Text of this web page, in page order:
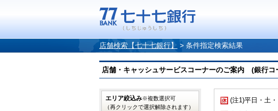
店舗検索【七十七銀行】 > 条件指定検索結果
店舗・キャッシュサービスコーナーのご案内 (銀行コ
(注1)平日・土
エリア絞込み※複数選択可
（再クリックで選択解除されます）